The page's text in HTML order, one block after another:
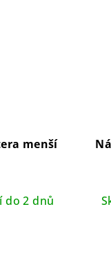
menší
do 2 dnů